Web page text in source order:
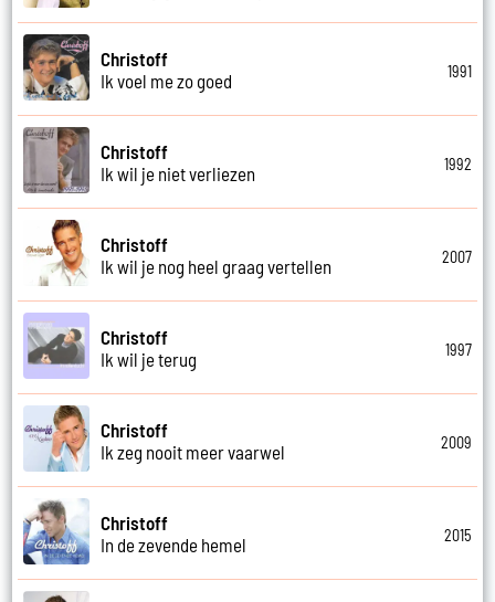
Christoff
Ik voel me zo goed
1991
Christoff
Ik wil je niet verliezen
1992
Christoff
Ik wil je nog heel graag vertellen
2007
Christoff
Ik wil je terug
1997
Christoff
Ik zeg nooit meer vaarwel
2009
Christoff
In de zevende hemel
2015